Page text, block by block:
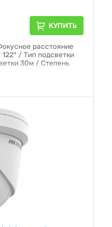
КУПИТЬ
расстояние
/ Тип подсветки
30м / Степень